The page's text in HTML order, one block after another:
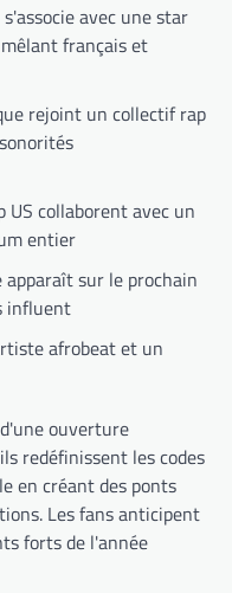
avec une star
français et
rejoint un collectif rap
US collaborent avec un
entier
apparaît sur le prochain
influent
afrobeat et un
ouverture
redéfinissent les codes
en créant des ponts
Les fans anticipent
forts de l'année